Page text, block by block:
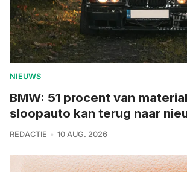
NIEUWS
BMW: 51 procent van
sloopauto kan terug naar
REDACTIE 10 AUG. 2026